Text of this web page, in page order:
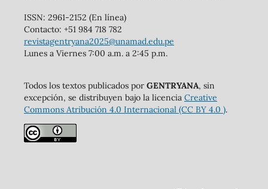
ISSN: 2961-2152 (En línea)
Contacto: +51 984 718 782
revistagentryana2025@unamad.edu.pe
Lunes a Viernes 7:00 a.m. a 2:45 p.m.
Todos los textos publicados por GENTRYANA, sin
excepción, se distribuyen bajo la licencia Creative
Commons Atribución 4.0 Internacional (CC BY 4.0 ).